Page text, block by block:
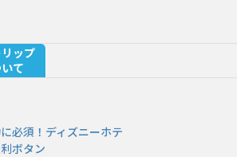
ップ
て
必須！ディズニーホテ
ボタン